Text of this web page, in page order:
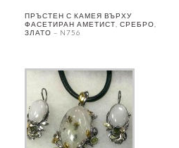
ПРЪСТЕН С КАМЕЯ ВЪРХУ
ФАСЕТИРАН АМЕТИСТ, СРЕБРО,
ЗЛАТО – N756